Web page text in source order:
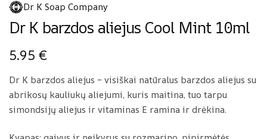
Dr K Soap Company
Dr K barzdos aliejus Cool Mint 10ml
5.95 €
Dr K barzdos aliejus – visiškai natūralus barzdos aliejus su
abrikosų kauliukų aliejumi, kuris maitina, tuo tarpu
simondsijų aliejus ir vitaminas E ramina ir drėkina.